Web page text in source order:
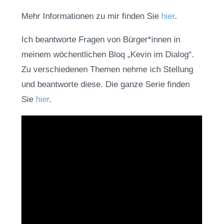
Mehr Informationen zu mir finden Sie hier.
Ich beantworte Fragen von Bürger*innen in
meinem wöchentlichen Bloq „Kevin im Dialog“.
Zu verschiedenen Themen nehme ich Stellung
und beantworte diese. Die ganze Serie finden
Sie hier.